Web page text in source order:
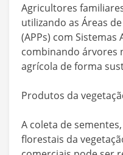
Agricultores
utilizando as Áreas
(APPs) com Sistemas
combinando árvores
agrícola de forma
Produtos da
A coleta de
florestais da